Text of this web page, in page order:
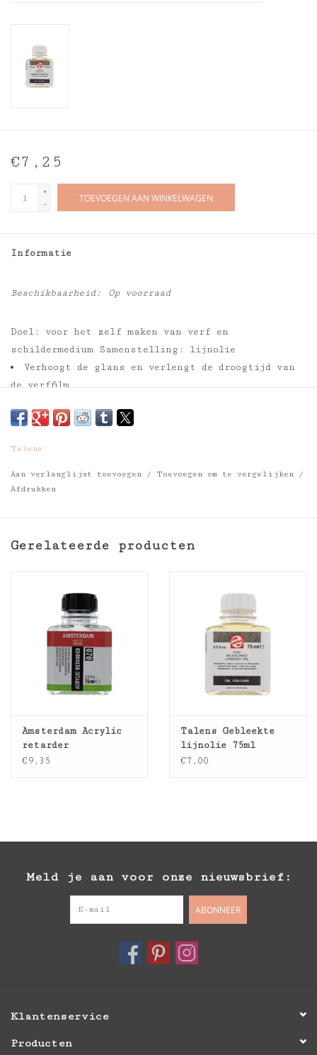
€7,25
+
-
TOEVOEGEN AAN WINKELWAGEN
Informatie
Beschikbaarheid: Op voorraad
Doel: voor het zelf maken van verf en
schildermedium Samenstelling: lijnolie
Verhoogt de glans en verlengt de droogtijd van
de verffilm
verffilm)
Verdunbaar met terpentine of terpentijn
Talens
Aan verlanglijst toevoegen / Toevoegen om te vergelijken
/
Afdrukken
Gerelateerde producten
Amsterdam Acrylic
retarder
€9,35
Talens Gebleekte
lijnolie 75ml
€7,00
Meld je aan voor onze nieuwsbrief:
ABONNEER
Klantenservice
Producten